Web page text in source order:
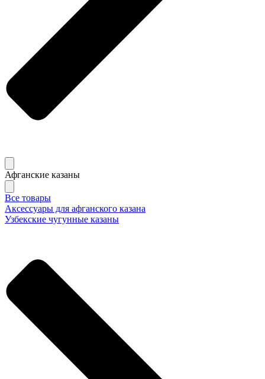
Афганские казаны
Все товары
Аксессуары для афганского казана
Узбекские чугунные казаны